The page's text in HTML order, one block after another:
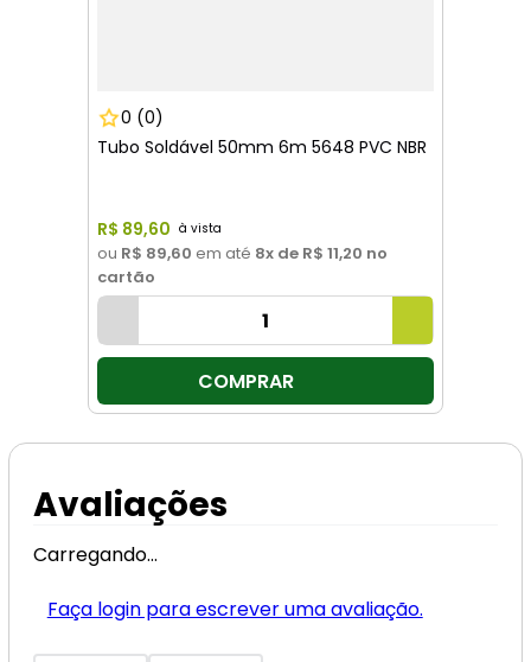
0 (0)
Tubo Soldável 50mm 6m 5648 PVC NBR
R$ 89,60
ou R$ 89,60 em até 8x de R$ 11,20 no
cartão
COMPRAR
Avaliações
Carregando…
Faça login para escrever uma avaliação.